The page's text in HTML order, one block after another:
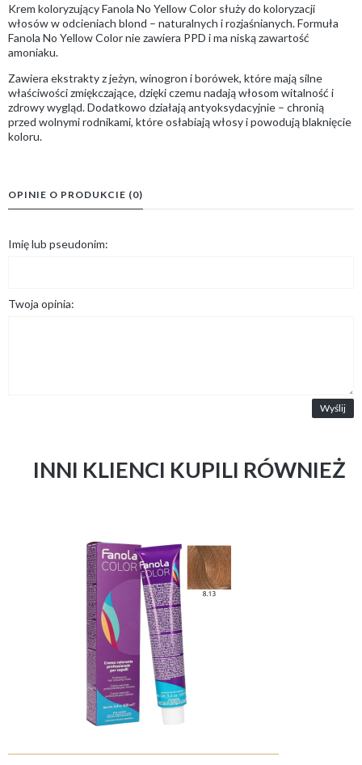
Krem koloryzujący Fanola No Yellow Color służy do koloryzacji
włosów w odcieniach blond – naturalnych i rozjaśnianych. Formuła
Fanola No Yellow Color nie zawiera PPD i ma niską zawartość
amoniaku.
Zawiera ekstrakty z jeżyn, winogron i borówek, które mają silne
właściwości zmiękczające, dzięki czemu nadają włosom witalność i
zdrowy wygląd. Dodatkowo działają antyoksydacyjnie – chronią
przed wolnymi rodnikami, które osłabiają włosy i powodują blaknięcie
koloru.
OPINIE O PRODUKCIE (0)
Imię lub pseudonim:
Twoja opinia:
Wyślij
INNI KLIENCI KUPILI RÓWNIEŻ